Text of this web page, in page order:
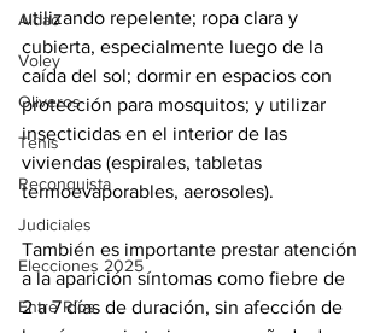
Aldao
Voley
Oliveros
Tenis
Reconquista
Judiciales
Elecciones 2025
Entre Ríos
utilizando repelente; ropa clara y
cubierta, especialmente luego de la
caída del sol; dormir en espacios con
protección para mosquitos; y utilizar
insecticidas en el interior de las
viviendas (espirales, tabletas
termoevaporables, aerosoles).
También es importante prestar atención
a la aparición síntomas como fiebre de
2 a 7 días de duración, sin afección de